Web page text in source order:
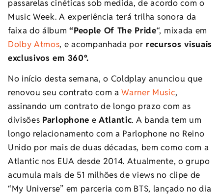
passarelas cinéticas sob medida, de acordo com o
Music Week. A experiência terá trilha sonora da
faixa do álbum“People Of The Pride“, mixada em
Dolby Atmos, e acompanhada por recursos visuais
exclusivos em 360º.
No início desta semana, o Coldplay anunciou que
renovou seu contrato com a Warner Music,
assinando um contrato de longo prazo com as
divisões Parlophone e Atlantic. A banda tem um
longo relacionamento com a Parlophone no Reino
Unido por mais de duas décadas, bem como com a
Atlantic nos EUA desde 2014. Atualmente, o grupo
acumula mais de 51 milhões de views no clipe de
“My Universe” em parceria com BTS, lançado no dia